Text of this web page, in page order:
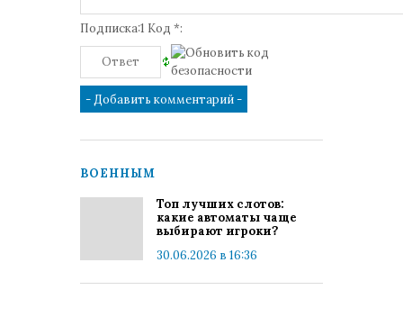
Подписка:1 Код *:
ВОЕННЫМ
Топ лучших слотов:
какие автоматы чаще
выбирают игроки?
30.06.2026 в 16:36